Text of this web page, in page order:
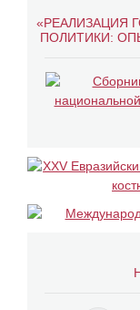
«РЕАЛИЗАЦИЯ
ПОЛИТИКИ: